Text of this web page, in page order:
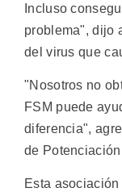
Incluso
problema", dijo
del virus que
"Nosotros no
FSM puede
diferencia",
de
Esta